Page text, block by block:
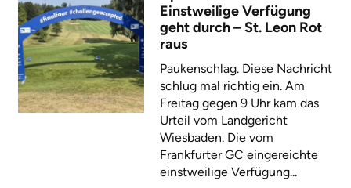
Einstweilige Verfügung
geht durch – St. Leon Rot
raus
Paukenschlag. Diese Nachricht
schlug mal richtig ein. Am
Freitag gegen 9 Uhr kam das
Urteil vom Landgericht
Wiesbaden. Die vom
Frankfurter GC eingereichte
einstweilige Verfügung...